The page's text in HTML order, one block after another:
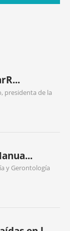
presidenta de la
y Gerontología